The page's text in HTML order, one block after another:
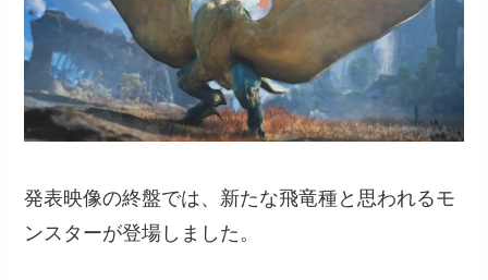
発表映像の終盤では、新たな飛竜種と思われるモ
ンスターが登場しました。